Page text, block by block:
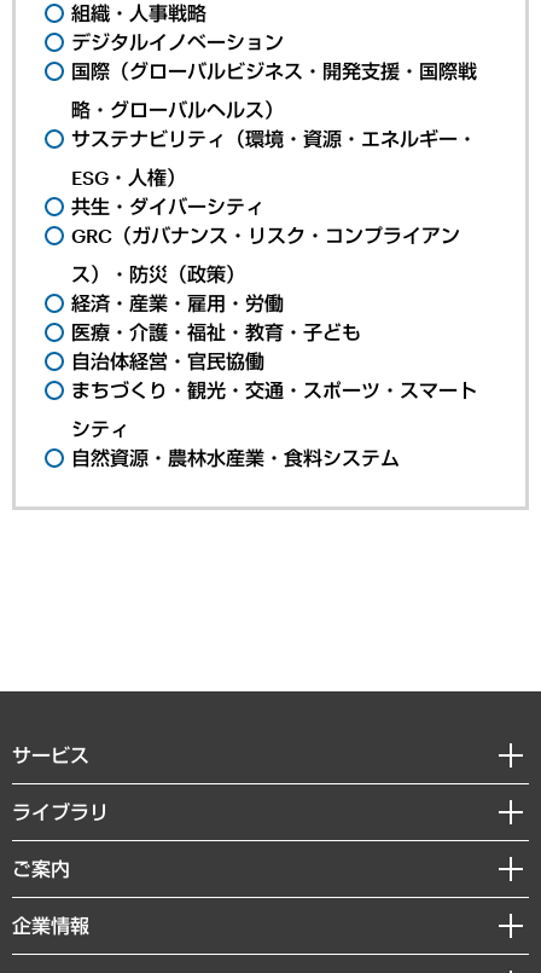
組織・人事戦略
デジタルイノベーション
国際（グローバルビジネス・開発支援・国際戦
略・グローバルヘルス）
サステナビリティ（環境・資源・エネルギー・
ESG・人権）
共生・ダイバーシティ
GRC（ガバナンス・リスク・コンプライアン
ス）・防災（政策）
経済・産業・雇用・労働
医療・介護・福祉・教育・子ども
自治体経営・官民協働
まちづくり・観光・交通・スポーツ・スマート
シティ
自然資源・農林水産業・食料システム
サービス
経営戦略
組織・人事戦略
デジタルイノベーション
ライブラリ
経済調査
レポート
コラム
ご案内
セミナー・イベント情報
MUFGビジネスセミナー
企業情報